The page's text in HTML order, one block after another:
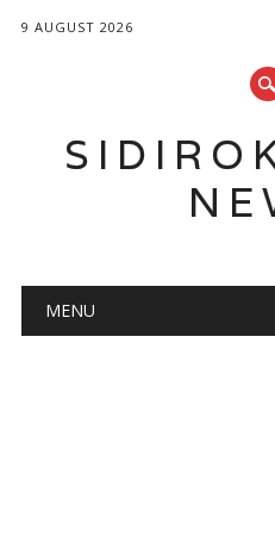
9 AUGUST 2026
Main menu
MENU